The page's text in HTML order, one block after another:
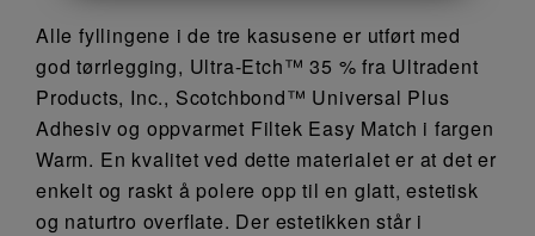
Alle fyllingene i de tre kasusene er utført med
god tørrlegging, Ultra-Etch™ 35 % fra Ultradent
Products, Inc., Scotchbond™ Universal Plus
Adhesiv og oppvarmet Filtek Easy Match i fargen
Warm. En kvalitet ved dette materialet er at det er
enkelt og raskt å polere opp til en glatt, estetisk
og naturtro overflate. Der estetikken står i